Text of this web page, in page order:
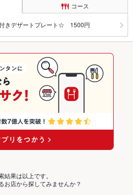
コース
きデザートプレート☆ 1500円
結果は以上です。
お店から探してみませんか？